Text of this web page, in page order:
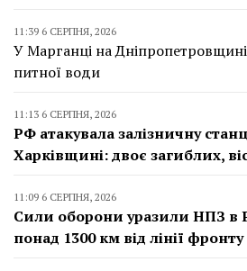
11:39 6 СЕРПНЯ, 2026
У Марганці на Дніпропетровщині
питної води
11:13 6 СЕРПНЯ, 2026
РФ атакувала залізничну
Харківщині: двоє загиблих,
11:09 6 СЕРПНЯ, 2026
Сили оборони уразили НПЗ в
понад 1300 км від лінії фронту